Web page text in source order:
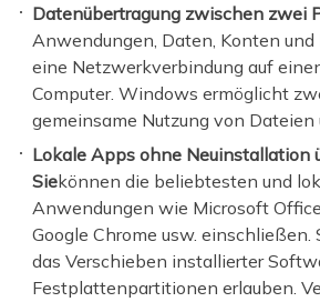
Datenübertragung zwischen zwei
Anwendungen, Daten, Konten
eine Netzwerkverbindung auf
Computer. Windows ermöglicht
gemeinsame Nutzung von Dateien
Lokale Apps ohne Neuinstallation
Siekönnen die beliebtesten und
Anwendungen wie Microsoft
Google Chrome usw. einschließen.
das Verschieben installierter
Festplattenpartitionen erlauben.